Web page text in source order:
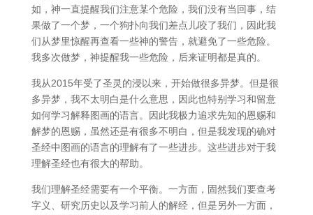
如，神一直提醒我们注意某个危险，我们没有当回事，结
果做了一个梦，一个狗扑向我们差点儿咬了我们，因此我
们从梦里惊醒再查看一些神的警告，就避免了一些危险。
我多次做梦，神提醒我一些危险，后来证明都是真的。
我从2015年受了圣灵的浸以来，开始做很多异梦。但是很
多异梦，我不太明白是什么意思，因此也特别学习和留意
如何学习解释图画的语言。因此我极力追求先知的恩赐和
解梦的恩赐，虽然还是有很多不明白，但是我发现的确对
圣经中图画的语言的理解有了一些进步。这些进步对于我
理解圣经也有很大的帮助。
我们理解圣经需要有一个平衡。一方面，固然我们要查考
字义、研究历史以及学习前人的解经，但是另外一方面，